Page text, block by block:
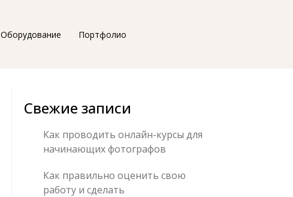
Оборудование Портфолио
Свежие записи
Как проводить онлайн-курсы для
начинающих фотографов
Как правильно оценить свою
работу и сделать